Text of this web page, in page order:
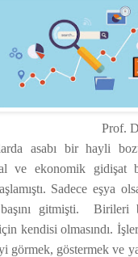
Prof.
asabı bir hayli
ve ekonomik gidişat
Sadece eşya
başını gitmişti. Birileri
kendisi olmasındı.
görmek, göstermek ve